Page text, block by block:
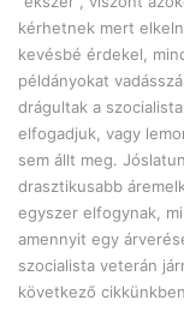
kérhetnek mert
kevésbé érdekel,
példányokat
drágultak a
elfogadjuk, vagy
sem állt meg.
drasztikusabb
egyszer elfogynak,
amennyit egy
szocialista veterán
következő